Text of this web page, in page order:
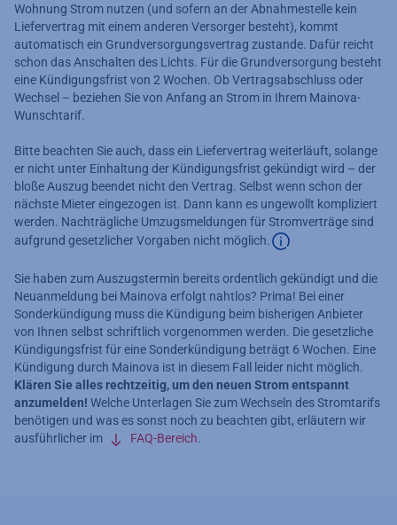
Wohnung Strom nutzen (und sofern an der Abnahmestelle kein
Liefervertrag mit einem anderen Versorger besteht), kommt
automatisch ein Grundversorgungsvertrag zustande. Dafür reicht
schon das Anschalten des Lichts. Für die Grundversorgung besteht
eine Kündigungsfrist von 2 Wochen. Ob Vertragsabschluss oder
Wechsel – beziehen Sie von Anfang an Strom in Ihrem Mainova-
Wunschtarif.
Bitte beachten Sie auch, dass ein Liefervertrag weiterläuft, solange
er nicht unter Einhaltung der Kündigungsfrist gekündigt wird – der
bloße Auszug beendet nicht den Vertrag. Selbst wenn schon der
nächste Mieter eingezogen ist. Dann kann es ungewollt kompliziert
werden. Nachträgliche Umzugsmeldungen für Stromverträge sind
aufgrund gesetzlicher Vorgaben nicht möglich.
Sie haben zum Auszugstermin bereits ordentlich gekündigt und die
Neuanmeldung bei Mainova erfolgt nahtlos? Prima! Bei einer
Sonderkündigung muss die Kündigung beim bisherigen Anbieter
von Ihnen selbst schriftlich vorgenommen werden. Die gesetzliche
Kündigungsfrist für eine Sonderkündigung beträgt 6 Wochen. Eine
Kündigung durch Mainova ist in diesem Fall leider nicht möglich.
Klären Sie alles rechtzeitig, um den neuen Strom entspannt
anzumelden! Welche Unterlagen Sie zum Wechseln des Stromtarifs
benötigen und was es sonst noch zu beachten gibt, erläutern wir
ausführlicher im
FAQ-Bereich.